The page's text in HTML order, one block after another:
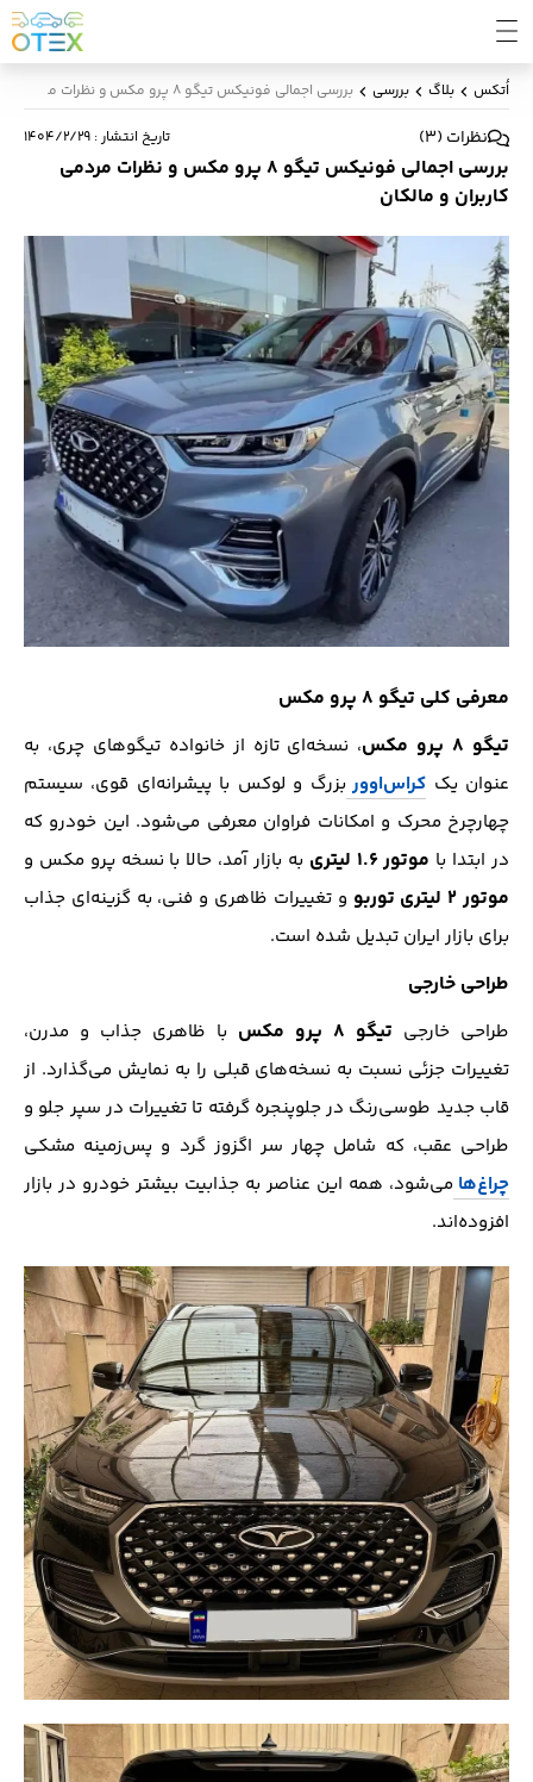
اُتکس بلاگ بررسی بررسی اجمالی فونیکس تیگو 8 پرو مکس و نظرات مردمی کاربران و مالکان
نظرات (
3
) تاریخ انتشار: ۱۴۰۴/۲/۲۹
بررسی اجمالی فونیکس تیگو 8 پرو مکس و نظرات مردمی
کاربران و مالکان
معرفی کلی تیگو ۸ پرو مکس
تیگو ۸ پرو مکس
، نسخه‌ای تازه از خانواده تیگوهای چری، به
عنوان یک کراس‌اوور بزرگ و لوکس با پیشرانه‌ای قوی، سیستم
چهارچرخ محرک و امکانات فراوان معرفی می‌شود. این خودرو که
در ابتدا با موتور ۱.۶ لیتری به بازار آمد، حالا با نسخه پرو مکس و
موتور ۲ لیتری توربو
و تغییرات ظاهری و فنی، به گزینه‌ای جذاب
برای بازار ایران تبدیل شده است.
طراحی خارجی
طراحی خارجی تیگو ۸ پرو مکس
با ظاهری جذاب و مدرن،
تغییرات جزئی نسبت به نسخه‌های قبلی را به نمایش می‌گذارد. از
قاب جدید طوسی‌رنگ در جلوپنجره گرفته تا تغییرات در سپر جلو و
طراحی عقب، که شامل چهار سر اگزوز گرد و پس‌زمینه مشکی
چراغ‌ها می‌شود، همه این عناصر به جذابیت بیشتر خودرو در بازار
افزوده‌اند.